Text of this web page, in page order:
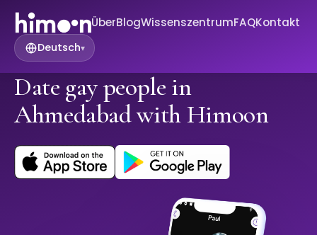
ÜberBlogWissenszentrumFAQKontakt
Deutsch▾
Date gay people in
Ahmedabad with Himoon